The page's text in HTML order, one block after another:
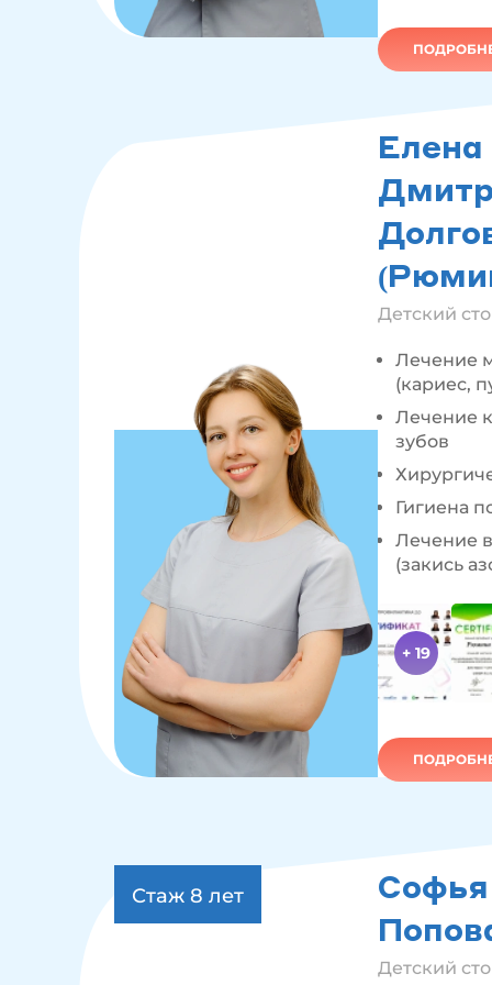
Елена
Детский
Лечение
(кариес,
Лечение
зубов
Гигиена
Лечение
(закись
+ 19
Стаж 8 лет
Детский